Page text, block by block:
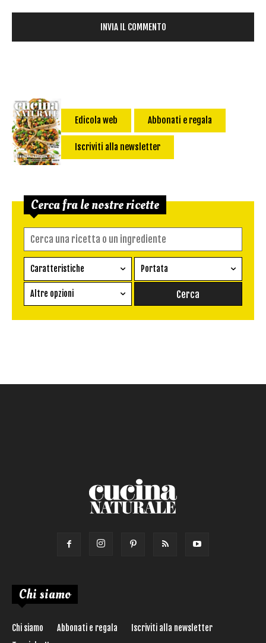
Edicola web Abbonati e regala
Iscriviti alla newsletter
Cerca fra le nostre ricette
Caratteristiche
Ricetta vegetariana
Senza glutine
Portata
Conserva
Altre opzioni
Chi siamo
Chi siamo Abbonati e regala
Iscriviti alla newsletter